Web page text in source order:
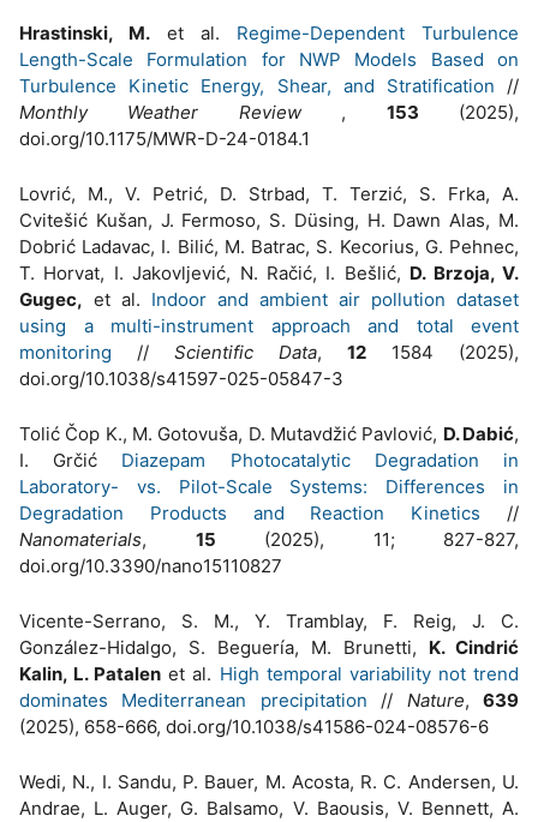
Hrastinski, M. et al. Regime-Dependent Turbulence
Length-Scale Formulation for NWP Models Based on
Turbulence Kinetic Energy, Shear, and Stratification //
Monthly Weather Review , 153 (2025),
doi.org/10.1175/MWR-D-24-0184.1
Lovrić, M., V. Petrić, D. Strbad, T. Terzić, S. Frka, A.
Cvitešić Kušan, J. Fermoso, S. Düsing, H. Dawn Alas, M.
Dobrić Ladavac, I. Bilić, M. Batrac, S. Kecorius, G. Pehnec,
T. Horvat, I. Jakovljević, N. Račić, I. Bešlić, D. Brzoja, V.
Gugec, et al. Indoor and ambient air pollution dataset
using a multi-instrument approach and total event
monitoring // Scientific Data, 12 1584 (2025),
doi.org/10.1038/s41597-025-05847-3
Tolić Čop K., M. Gotovuša, D. Mutavdžić Pavlović, D. Dabić,
I. Grčić Diazepam Photocatalytic Degradation in
Laboratory- vs. Pilot-Scale Systems: Differences in
Degradation Products and Reaction Kinetics //
Nanomaterials, 15 (2025), 11; 827-827,
doi.org/10.3390/nano15110827
Vicente-Serrano, S. M., Y. Tramblay, F. Reig, J. C.
González-Hidalgo, S. Beguería, M. Brunetti, K. Cindrić
Kalin, L. Patalen et al. High temporal variability not trend
dominates Mediterranean precipitation // Nature,639
(2025), 658-666, doi.org/10.1038/s41586-024-08576-6
Wedi, N., I. Sandu, P. Bauer, M. Acosta, R. C. Andersen, U.
Andrae, L. Auger, G. Balsamo, V. Baousis, V. Bennett, A.